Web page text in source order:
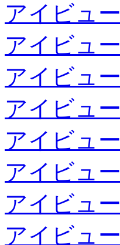
アイビュ
アイビュ
アイビュ
アイビュ
アイビュ
アイビュ
アイビュ
アイビュ